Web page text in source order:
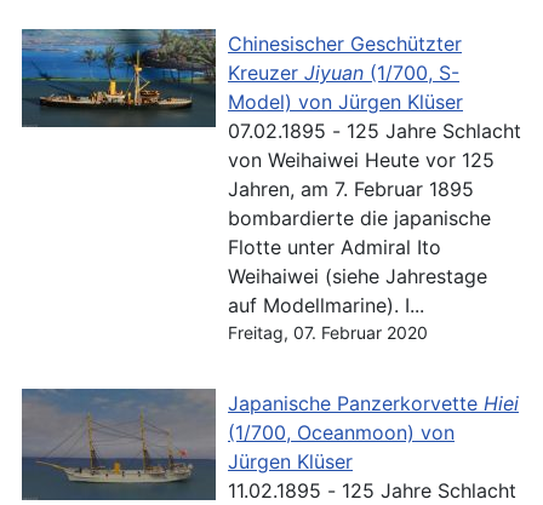
Chinesischer Geschützter
Kreuzer Jiyuan (1/700, S-
Model) von Jürgen Klüser
07.02.1895 - 125 Jahre Schlacht
von Weihaiwei Heute vor 125
Jahren, am 7. Februar 1895
bombardierte die japanische
Flotte unter Admiral Ito
Weihaiwei (siehe Jahrestage
auf Modellmarine). I...
Freitag, 07. Februar 2020
Japanische Panzerkorvette Hiei
(1/700, Oceanmoon) von
Jürgen Klüser
11.02.1895 - 125 Jahre Schlacht